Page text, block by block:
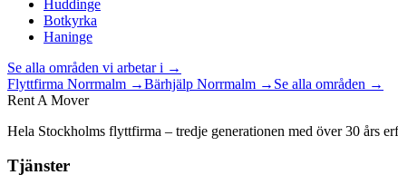
Huddinge
Botkyrka
Haninge
Se alla områden vi arbetar i →
Flyttfirma Norrmalm →Bärhjälp Norrmalm → Se alla områden →
Rent A Mover
Hela Stockholms flyttfirma – tredje generationen med över 30 års
Tjänster